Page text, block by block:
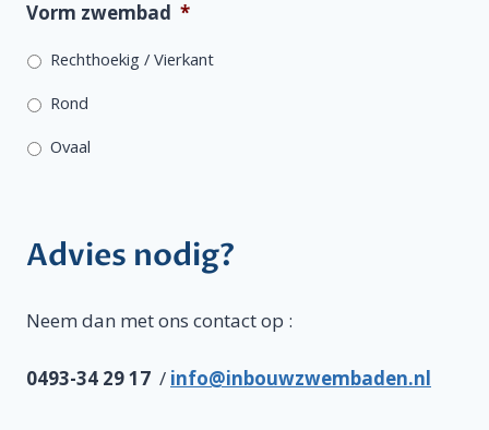
Vorm zwembad *
Rechthoekig / Vierkant
Rond
Ovaal
Advies nodig?
Neem dan met ons contact op :
0493-34 29 17 / info@inbouwzwembaden.nl